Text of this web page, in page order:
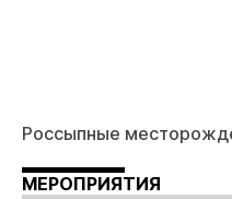
Россыпные
МЕРОПРИЯТИЯ